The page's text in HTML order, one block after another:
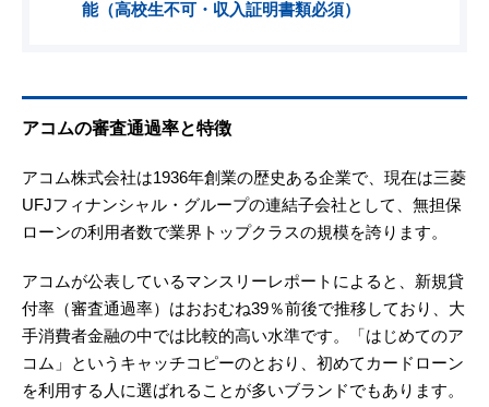
能（高校生不可・収入証明書類必須）
アコムの審査通過率と特徴
アコム株式会社は1936年創業の歴史ある企業で、現在は三菱
UFJフィナンシャル・グループの連結子会社として、無担保
ローンの利用者数で業界トップクラスの規模を誇ります。
アコムが公表しているマンスリーレポートによると、新規貸
付率（審査通過率）はおおむね39％前後で推移しており、大
手消費者金融の中では比較的高い水準です。「はじめてのア
コム」というキャッチコピーのとおり、初めてカードローン
を利用する人に選ばれることが多いブランドでもあります。